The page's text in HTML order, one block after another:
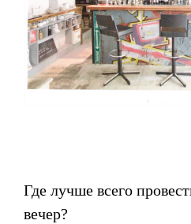
Где лучше всего
вечер?